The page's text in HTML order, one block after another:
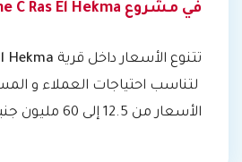
في مشروع The C Ras El Hekma ؟
تتنوع الأسعار داخل قرية Hekma
لتناسب احتياجات العملاء و
الأسعار من 12.5 إلى 60 مليون جنيه مصري.